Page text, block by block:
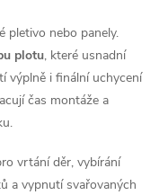
pletivo nebo panely.
plotu, které usnadní
výplně i finální uchycení
čas montáže a
vrtání děr, vybírání
a vypnutí svařovaných